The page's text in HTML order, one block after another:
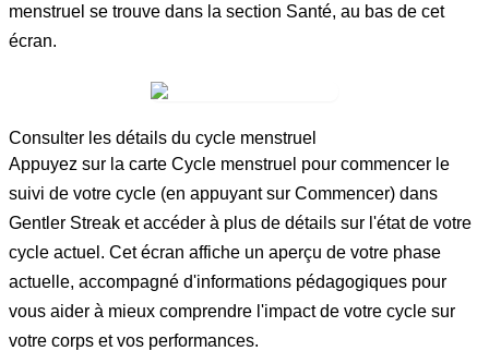
menstruel se trouve dans la section Santé, au bas de cet
écran.
Consulter les détails du cycle menstruel
Appuyez sur la carte Cycle menstruel pour commencer le
suivi de votre cycle (en appuyant sur Commencer) dans
Gentler Streak et accéder à plus de détails sur l'état de votre
cycle actuel. Cet écran affiche un aperçu de votre phase
actuelle, accompagné d'informations pédagogiques pour
vous aider à mieux comprendre l'impact de votre cycle sur
votre corps et vos performances.